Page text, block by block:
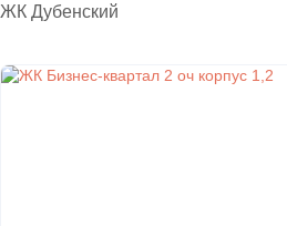
ЖК Дубенский